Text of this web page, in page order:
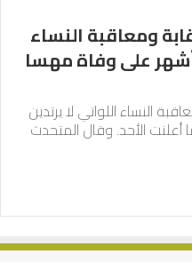
ومعاقبة النساء
على وفاة مهسا
النساء اللواتي لا يرتدين
الأحد. وقال المتحدث